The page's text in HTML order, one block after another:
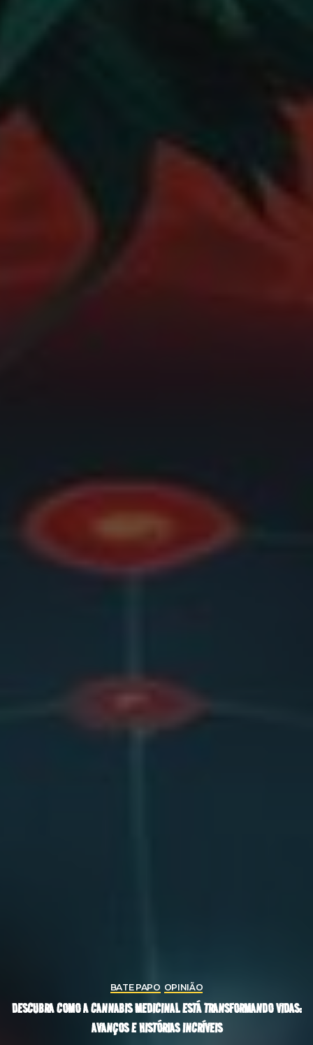
BATE PAPO OPINIÃO
DESCUBRA COMO A CANNABIS MEDICINAL ESTÁ TRANSFORMANDO VIDAS:
AVANÇOS E HISTÓRIAS INCRÍVEIS